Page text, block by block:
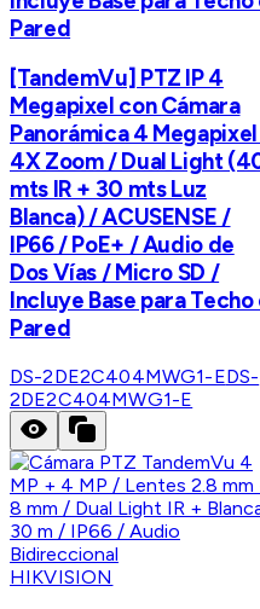
Pared
[TandemVu] PTZ IP 4
Megapixel con Cámara
Panorámica 4
4X Zoom / Dual Light
mts IR + 30 mts Luz
Blanca) / ACUSENSE /
IP66 / PoE+ / Audio de
Dos Vías / Micro SD /
Incluye Base para Techo
Pared
DS-2DE2C404MWG1-EDS-
2DE2C404MWG1-E
HIKVISION